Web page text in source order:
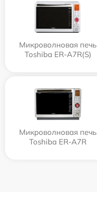
Микроволновая печь
Toshiba ER-A7R(S)
Микроволновая печь
Toshiba ER-A7R